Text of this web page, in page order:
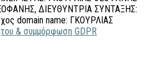
ΔΙΕΥΘΥΝΤΡΙΑ ΣΥΝΤΑΞΗΣ:
domain name: ΓΚΟΥΡΛΙΑΣ
& συμμόρφωση GDPR